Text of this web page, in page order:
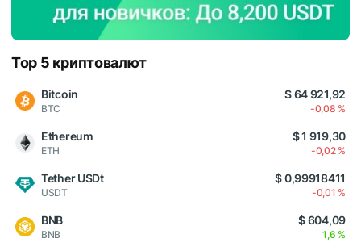
Top 5 криптовалют
Bitcoin
BTC
$ 64 921,92
-0,08 %
Ethereum
ETH
$ 1 919,30
-0,02 %
Tether USDt
USDT
$ 0,99918411
-0,01 %
BNB
BNB
$ 604,09
1,6 %